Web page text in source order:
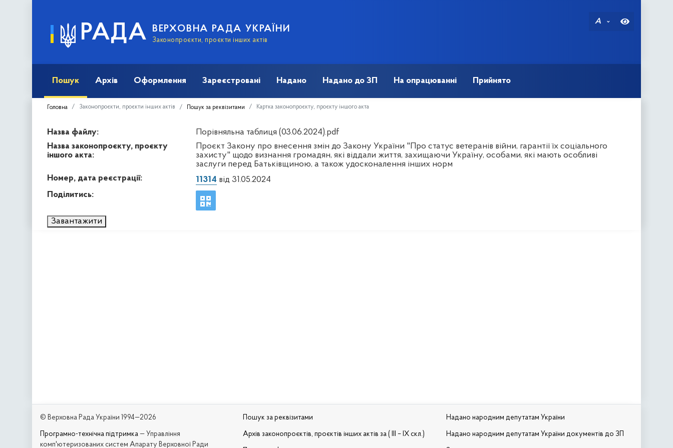
РАДА ВЕРХОВНА РАДА УКРАЇНИ
Законопроєкти, проєкти інших актів
A
Пошук Архів Оформлення Зареєстровані Надано Надано до ЗП На опрацюванні Прийнято
Головна Законопроєкти, проєкти інших актів Пошук за реквізитами Картка законопроєкту, проєкту іншого акта
Назва файлу:
Порівняльна таблиця (03.06.2024).pdf
Назва законопроєкту, проєкту
іншого акта:
Проєкт Закону про внесення змін до Закону України "Про статус ветеранів війни, гарантії їх соціального
захисту" щодо визнання громадян, які віддали життя, захищаючи Україну, особами, які мають особливі
заслуги перед Батьківщиною, а також удосконалення інших норм
Номер, дата реєстрації:
11314 від 31.05.2024
Поділитись:
Завантажити
© Верховна Рада України 1994—2026
Програмно-технічна підтримка — Управління
комп'ютеризованих систем Апарату Верховної Ради
Пошук за реквізитами
Архів законопроєктів, проєктів інших актів за ( III – IX скл.)
Надано народним депутатам України
Надано народним депутатам України документів до ЗП